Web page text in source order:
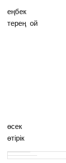
терең ой
өтірік